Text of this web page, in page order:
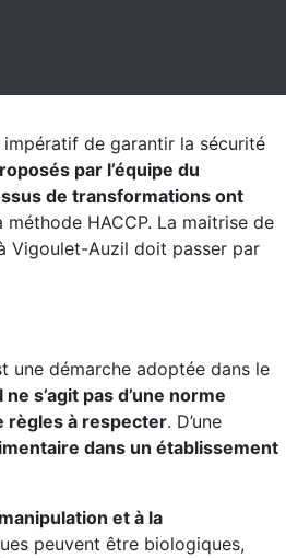
impératif de garantir la sécurité
par l’équipe du
de transformations ont
méthode HACCP. La maitrise de
Vigoulet-Auzil doit passer par
une démarche adoptée dans le
ne s’agit pas d’une norme
règles à respecter. D’une
dans un établissement
et à la
peuvent être biologiques,